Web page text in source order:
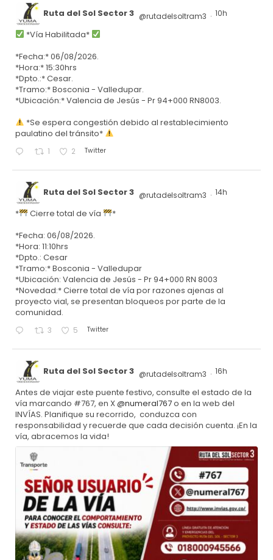
Ruta del Sol Sector 3 @rutadelsoltram3 · 10h
*Vía Habilitada*
*Fecha:* 06/08/2026.
*Hora:* 15:30hrs
*Dpto.:* Cesar.
*Tramo:* Bosconia - Valledupar.
*Ubicación:* Valencia de Jesús - Pr 94+000 RN8003.
*Se espera congestión debido al restablecimiento
paulatino del tránsito*
1 2 Twitter
Ruta del Sol Sector 3 @rutadelsoltram3 · 14h
* Cierre total de vía
*
*Fecha: 06/08/2026.
*Hora: 11:10hrs
*Dpto.: Cesar
*Tramo:* Bosconia - Valledupar
*Ubicación: Valencia de Jesús - Pr 94+000 RN 8003
*Novedad:* Cierre total de vía por razones ajenas al
proyecto vial, se presentan bloqueos por parte de la
comunidad.
3 5 Twitter
Ruta del Sol Sector 3 @rutadelsoltram3 · 16h
Antes de viajar este puente festivo, consulte el estado de la
vía marcando #767, en X@numeral767o en la web del
INVÍAS. Planifique su recorrido, conduzca con
responsabilidad y recuerde que cada decisión cuenta. ¡En la
vía, abracemos la vida!